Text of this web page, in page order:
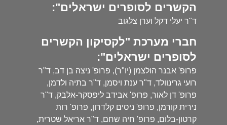
הקשרים לסופרים ישראלים":
ד"ר יעלי דקל וערן צלגוב
חברי מערכת "לקסיקון הקשרים
לסופרים ישראלים":
פרופ' אבנר הולצמן (יו"ר), פרופ' ניצה בן דב, ד"ר
רועי גרינוולד, ד"ר ענת ויסמן, ד"ר בתיה ולדמן,
פרופ' דן לאור, פרופ' אבידב ליפסקר-אלבק, ד"ר
נירית קורמן, פרופ' ניסים קלדרון, פרופ' רות
קרטון-בלום, פרופ' חיה שחם, ד"ר אריאל שטרית,